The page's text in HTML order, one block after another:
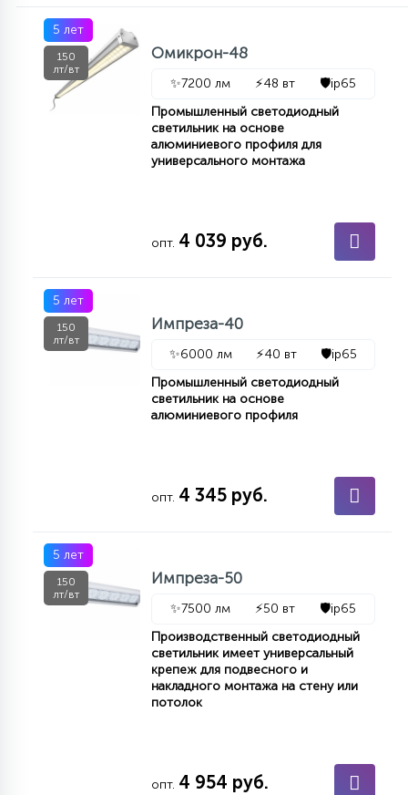
5 лет
150
лт/вт
Омикрон-48
✨7200 лм ⚡48 вт 🛡️ip65
Промышленный светодиодный
светильник на основе
алюминиевого профиля для
универсального монтажа
опт. 4 039 руб.
5 лет
150
лт/вт
Импреза-40
✨6000 лм ⚡40 вт 🛡️ip65
Промышленный светодиодный
светильник на основе
алюминиевого профиля
опт. 4 345 руб.
5 лет
150
лт/вт
Импреза-50
✨7500 лм ⚡50 вт 🛡️ip65
Производственный светодиодный
светильник имеет универсальный
крепеж для подвесного и
накладного монтажа на стену или
потолок
опт. 4 954 руб.